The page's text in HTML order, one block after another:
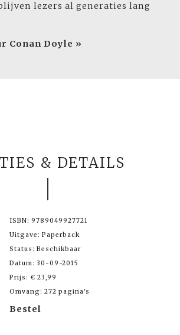
lezers al generaties lang
Conan Doyle »
& DETAILS
ISBN: 9789049927721
Uitgave: Paperback
Status: Beschikbaar
Datum: 30-09-2015
Prijs: € 23,99
Omvang: 272 pagina's
Bestel